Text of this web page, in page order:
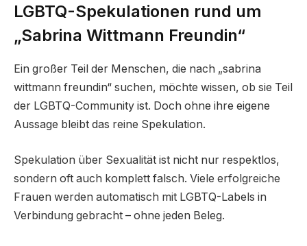
LGBTQ-Spekulationen rund um
„Sabrina Wittmann Freundin“
Ein großer Teil der Menschen, die nach „sabrina
wittmann freundin“ suchen, möchte wissen, ob sie Teil
der LGBTQ-Community ist. Doch ohne ihre eigene
Aussage bleibt das reine Spekulation.
Spekulation über Sexualität ist nicht nur respektlos,
sondern oft auch komplett falsch. Viele erfolgreiche
Frauen werden automatisch mit LGBTQ-Labels in
Verbindung gebracht – ohne jeden Beleg.